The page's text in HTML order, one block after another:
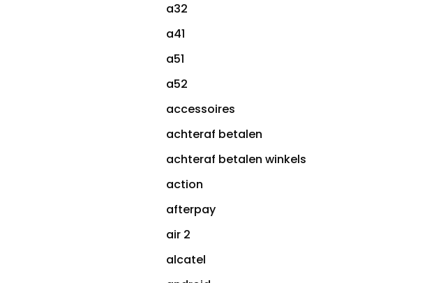
a32
a41
a51
a52
accessoires
achteraf betalen
achteraf betalen winkels
action
afterpay
air 2
alcatel